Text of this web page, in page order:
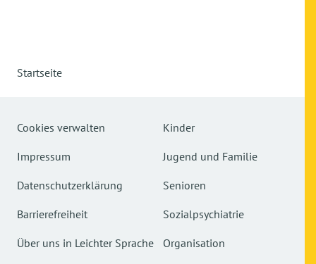
Startseite
Cookies verwalten
Impressum
Datenschutzerklärung
Barrierefreiheit
Über uns in Leichter Sprache
Kinder
Jugend und Familie
Senioren
Sozialpsychiatrie
Organisation